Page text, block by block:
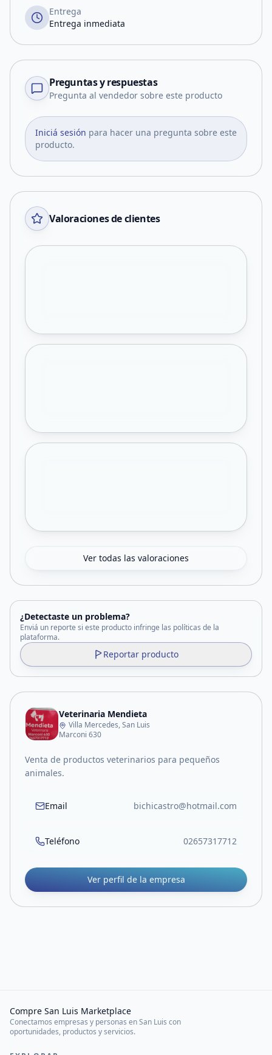
Entrega
Entrega inmediata
Preguntas y respuestas
Pregunta al vendedor sobre este producto
Iniciá sesión para hacer una pregunta sobre este
producto.
Valoraciones de clientes
Ver todas las valoraciones
¿Detectaste un problema?
Enviá un reporte si este producto infringe las políticas de la
plataforma.
Reportar producto
Veterinaria Mendieta
Villa Mercedes, San Luis
Marconi 630
Venta de productos veterinarios para pequeños
animales.
Email bichicastro@hotmail.com
Teléfono 02657317712
Ver perfil de la empresa
Compre San Luis Marketplace
Conectamos empresas y personas en San Luis con
oportunidades, productos y servicios.